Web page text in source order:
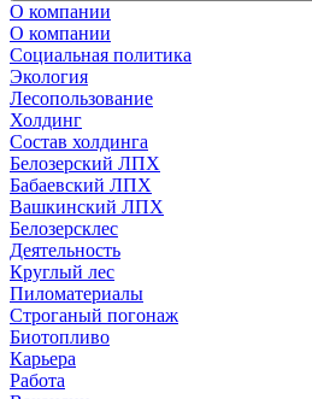
О компании
О компании
Социальная политика
Экология
Лесопользование
Холдинг
Состав холдинга
Белозерский ЛПХ
Бабаевский ЛПХ
Вашкинский ЛПХ
Белозерсклес
Деятельность
Круглый лес
Пиломатериалы
Строганый погонаж
Биотопливо
Карьера
Работа